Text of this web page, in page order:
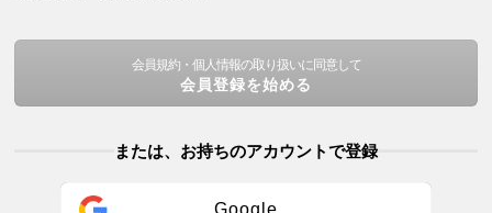
会員規約・個人情報の取り扱いに同意して
会員登録を始める
または、お持ちのアカウントで登録
Google